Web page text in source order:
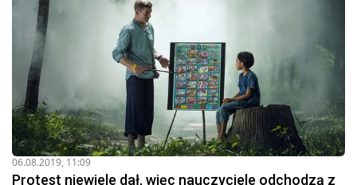
06.08.2019, 11:09
Protest niewiele dał, więc nauczyciele odchodzą z